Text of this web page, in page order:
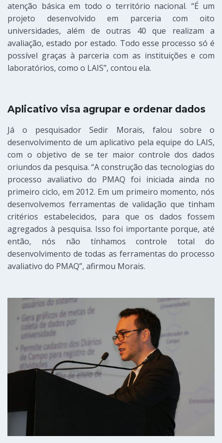
atenção básica em todo o território nacional. “É um
projeto desenvolvido em parceria com oito
universidades, além de outras 40 que realizam a
avaliação,estado por estado. Todo esse processo só é
possível graças à parceria com as instituições e com
laboratórios, como o LAIS”, contou ela.
Aplicativo visa agrupar e ordenar dados
Já o pesquisador Sedir Morais, falou sobreo
desenvolvimento de um aplicativo pela equipe do LAIS,
com o objetivo de se ter maior controle dos dados
oriundos da pesquisa. “A construção das tecnologias do
processo avaliativo do PMAQ foi iniciadaainda no
primeiro ciclo, em 2012. Em um primeiro momento, nós
desenvolvemos ferramentas de validação que tinham
critérios estabelecidos, para que os dados fossem
agregados à pesquisa. Isso foi importante porque,até
então, nós não tínhamos controle total do
desenvolvimento de todas as ferramentas do processo
avaliativo do PMAQ”, afirmou Morais.